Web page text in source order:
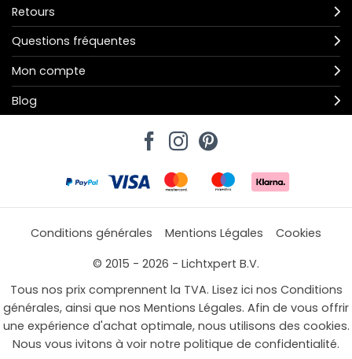
Retours
Questions fréquentes
Mon compte
Blog
Conditions générales Mentions Légales
Cookies
© 2015 - 2026 - Lichtxpert B.V.
Tous nos prix comprennent la TVA. Lisez ici nos Conditions
générales, ainsi que nos Mentions Légales. Afin de vous offrir
une expérience d'achat optimale, nous utilisons des cookies.
Nous vous ivitons à voir notre politique de confidentialité.